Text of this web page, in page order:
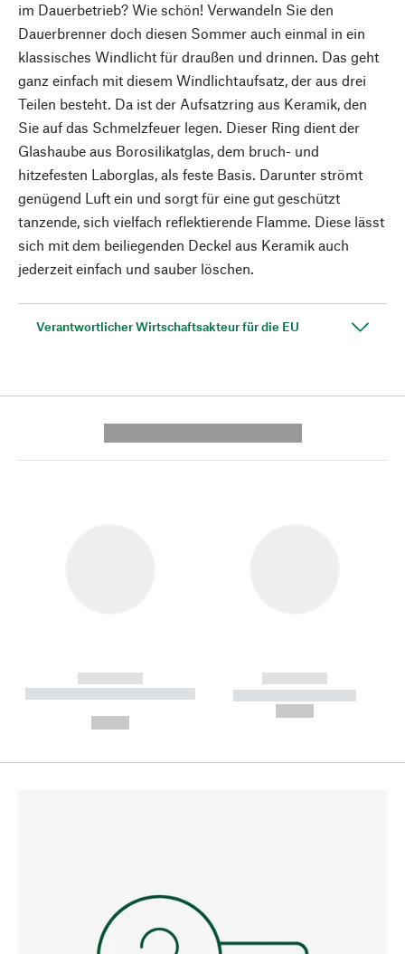
im Dauerbetrieb? Wie schön! Verwandeln Sie den
Dauerbrenner doch diesen Sommer auch einmal in ein
klassisches Windlicht für draußen und drinnen. Das geht
ganz einfach mit diesem Windlichtaufsatz, der aus drei
Teilen besteht. Da ist der Aufsatzring aus Keramik, den
Sie auf das Schmelzfeuer legen. Dieser Ring dient der
Glashaube aus Borosilikatglas, dem bruch- und
hitzefesten Laborglas, als feste Basis. Darunter strömt
genügend Luft ein und sorgt für eine gut geschützt
tanzende, sich vielfach reflektierende Flamme. Diese lässt
sich mit dem beiliegenden Deckel aus Keramik auch
jederzeit einfach und sauber löschen.
Verantwortlicher Wirtschaftsakteur für die EU
------------
----------- ----------- --------
------------
----------- -----------